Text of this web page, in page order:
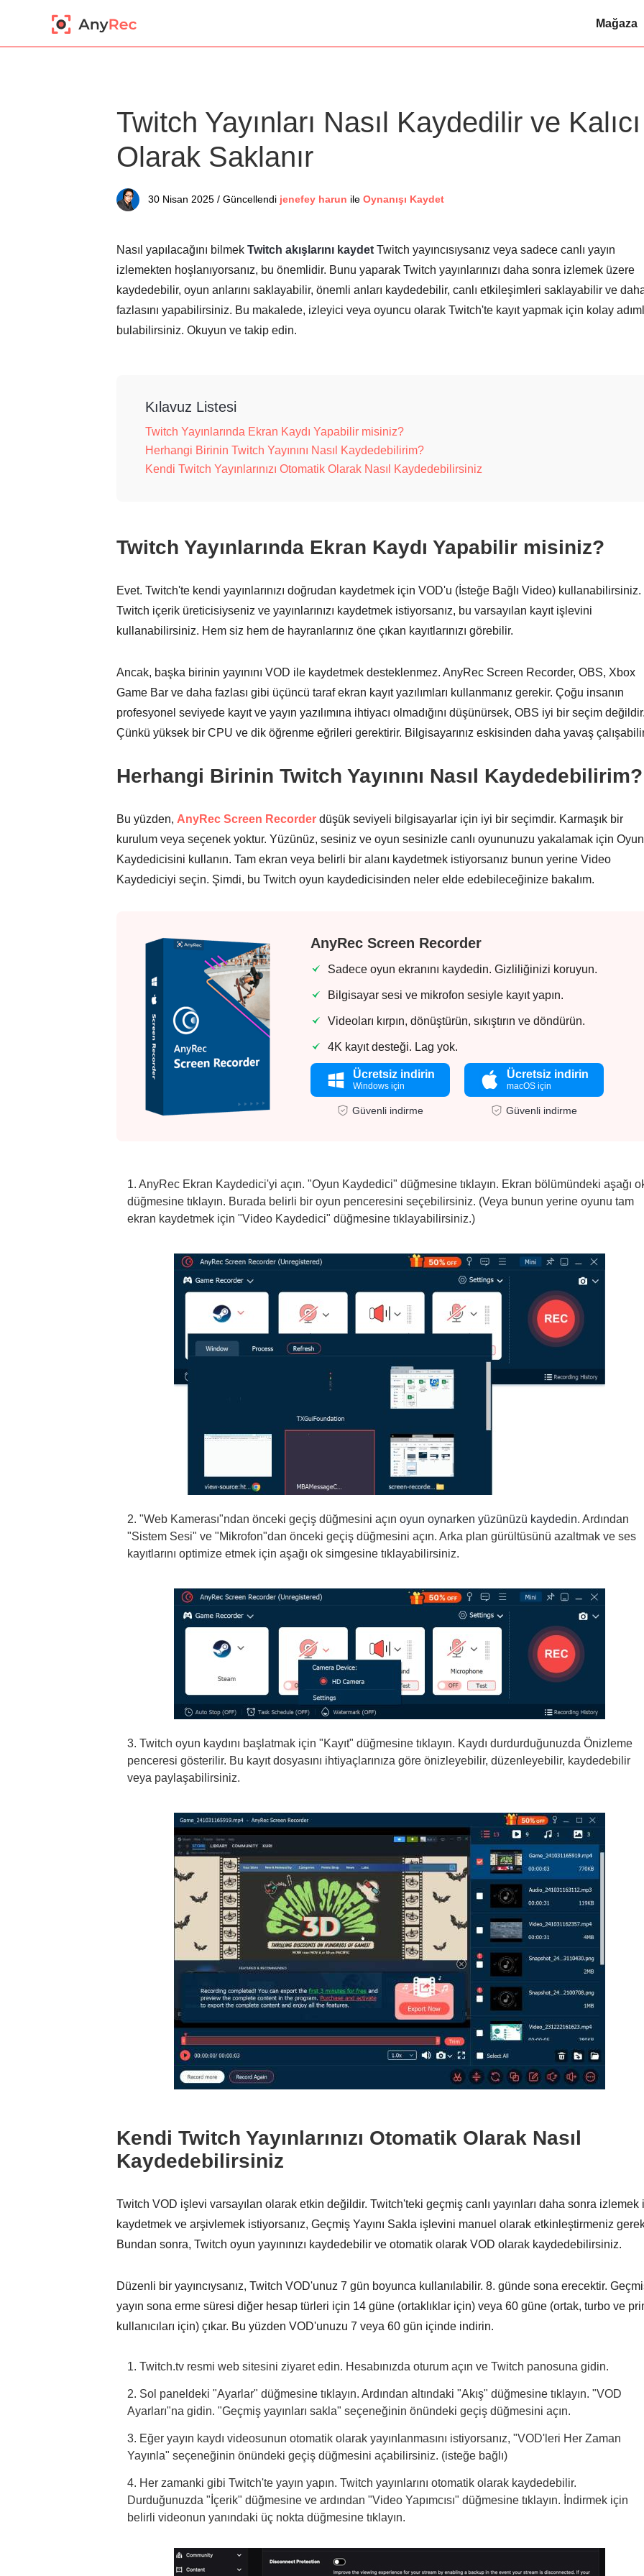
Mağaza
Twitch Yayınları Nasıl Kaydedilir ve Kalıcı
Olarak Saklanır
30 Nisan 2025 / Güncellendi jenefey harun ile Oynanışı Kaydet
Nasıl yapılacağını bilmek Twitch akışlarını kaydet Twitch yayıncısıysanız veya sadece canlı yayın
izlemekten hoşlanıyorsanız, bu önemlidir. Bunu yaparak Twitch yayınlarınızı daha sonra izlemek üzere
kaydedebilir, oyun anlarını saklayabilir, önemli anları kaydedebilir, canlı etkileşimleri saklayabilir ve
fazlasını yapabilirsiniz. Bu makalede, izleyici veya oyuncu olarak Twitch'te kayıt yapmak için kolay
bulabilirsiniz. Okuyun ve takip edin.
Kılavuz Listesi
Twitch Yayınlarında Ekran Kaydı Yapabilir misiniz?
Herhangi Birinin Twitch Yayınını Nasıl Kaydedebilirim?
Kendi Twitch Yayınlarınızı Otomatik Olarak Nasıl Kaydedebilirsiniz
Twitch Yayınlarında Ekran Kaydı Yapabilir misiniz?
Evet. Twitch'te kendi yayınlarınızı doğrudan kaydetmek için VOD'u (İsteğe Bağlı Video) kullanabilirsiniz.
Twitch içerik üreticisiyseniz ve yayınlarınızı kaydetmek istiyorsanız, bu varsayılan kayıt işlevini
kullanabilirsiniz. Hem siz hem de hayranlarınız öne çıkan kayıtlarınızı görebilir.
Ancak, başka birinin yayınını VOD ile kaydetmek desteklenmez. AnyRec Screen Recorder, OBS, Xbox
Game Bar ve daha fazlası gibi üçüncü taraf ekran kayıt yazılımları kullanmanız gerekir. Çoğu insanın
profesyonel seviyede kayıt ve yayın yazılımına ihtiyacı olmadığını düşünürsek, OBS iyi bir seçim
Çünkü yüksek bir CPU ve dik öğrenme eğrileri gerektirir. Bilgisayarınız eskisinden daha yavaş
Herhangi Birinin Twitch Yayınını Nasıl Kaydedebilirim?
Bu yüzden, AnyRec Screen Recorder düşük seviyeli bilgisayarlar için iyi bir seçimdir. Karmaşık bir
kurulum veya seçenek yoktur. Yüzünüz, sesiniz ve oyun sesinizle canlı oyununuzu yakalamak için Oyun
Kaydedicisini kullanın. Tam ekran veya belirli bir alanı kaydetmek istiyorsanız bunun yerine Video
Kaydediciyi seçin. Şimdi, bu Twitch oyun kaydedicisinden neler elde edebileceğinize bakalım.
AnyRec Screen Recorder
Sadece oyun ekranını kaydedin. Gizliliğinizi koruyun.
Bilgisayar sesi ve mikrofon sesiyle kayıt yapın.
Videoları kırpın, dönüştürün, sıkıştırın ve döndürün.
4K kayıt desteği. Lag yok.
Ücretsiz indirin
Windows için
Güvenli indirme
Ücretsiz indirin
macOS için
Güvenli indirme
1. AnyRec Ekran Kaydedici'yi açın. "Oyun Kaydedici" düğmesine tıklayın. Ekran bölümündeki aşağı
düğmesine tıklayın. Burada belirli bir oyun penceresini seçebilirsiniz. (Veya bunun yerine oyunu tam
ekran kaydetmek için "Video Kaydedici" düğmesine tıklayabilirsiniz.)
2. "Web Kamerası"ndan önceki geçiş düğmesini açın oyun oynarken yüzünüzü kaydedin. Ardından
"Sistem Sesi" ve "Mikrofon"dan önceki geçiş düğmesini açın. Arka plan gürültüsünü azaltmak ve ses
kayıtlarını optimize etmek için aşağı ok simgesine tıklayabilirsiniz.
3. Twitch oyun kaydını başlatmak için "Kayıt" düğmesine tıklayın. Kaydı durdurduğunuzda Önizleme
penceresi gösterilir. Bu kayıt dosyasını ihtiyaçlarınıza göre önizleyebilir, düzenleyebilir, kaydedebilir
veya paylaşabilirsiniz.
Kendi Twitch Yayınlarınızı Otomatik Olarak Nasıl
Kaydedebilirsiniz
Twitch VOD işlevi varsayılan olarak etkin değildir. Twitch'teki geçmiş canlı yayınları daha sonra izlemek
kaydetmek ve arşivlemek istiyorsanız, Geçmiş Yayını Sakla işlevini manuel olarak etkinleştirmeniz
Bundan sonra, Twitch oyun yayınınızı kaydedebilir ve otomatik olarak VOD olarak kaydedebilirsiniz.
Düzenli bir yayıncıysanız, Twitch VOD'unuz 7 gün boyunca kullanılabilir. 8. günde sona erecektir.
yayın sona erme süresi diğer hesap türleri için 14 güne (ortaklıklar için) veya 60 güne (ortak, turbo ve
kullanıcıları için) çıkar. Bu yüzden VOD'unuzu 7 veya 60 gün içinde indirin.
1. Twitch.tv resmi web sitesini ziyaret edin. Hesabınızda oturum açın ve Twitch panosuna gidin.
2. Sol paneldeki "Ayarlar" düğmesine tıklayın. Ardından altındaki "Akış" düğmesine tıklayın. "VOD
Ayarları"na gidin. "Geçmiş yayınları sakla" seçeneğinin önündeki geçiş düğmesini açın.
3. Eğer yayın kaydı videosunun otomatik olarak yayınlanmasını istiyorsanız, "VOD'leri Her Zaman
Yayınla" seçeneğinin önündeki geçiş düğmesini açabilirsiniz. (isteğe bağlı)
4. Her zamanki gibi Twitch'te yayın yapın. Twitch yayınlarını otomatik olarak kaydedebilir.
Durduğunuzda "İçerik" düğmesine ve ardından "Video Yapımcısı" düğmesine tıklayın. İndirmek için
belirli videonun yanındaki üç nokta düğmesine tıklayın.